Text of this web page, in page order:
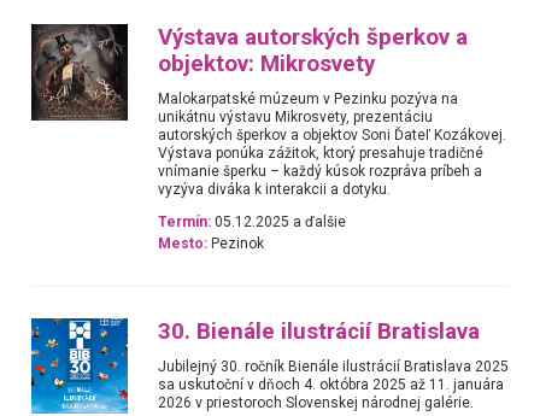
Výstava autorských šperkov a
objektov: Mikrosvety
Malokarpatské múzeum v Pezinku pozýva na
unikátnu výstavu Mikrosvety, prezentáciu
autorských šperkov a objektov Soni Ďateľ Kozákovej.
Výstava ponúka zážitok, ktorý presahuje tradičné
vnímanie šperku – každý kúsok rozpráva príbeh a
vyzýva diváka k interakcii a dotyku.
Termín: 05.12.2025 a ďalšie
Mesto: Pezinok
30. Bienále ilustrácií Bratislava
Jubilejný 30. ročník Bienále ilustrácií Bratislava 2025
sa uskutoční v dňoch 4. októbra 2025 až 11. januára
2026 v priestoroch Slovenskej národnej galérie.